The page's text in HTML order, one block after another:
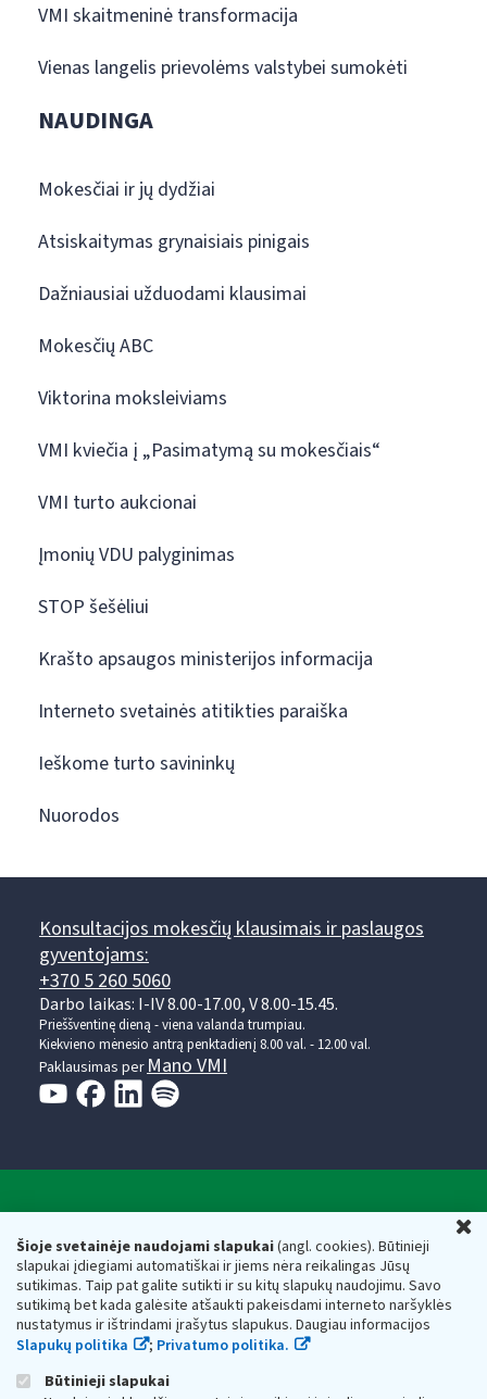
Šioje svetainėje naudojami slapukai(angl. cookies). Būtinieji
slapukai įdiegiami automatiškai ir jiems nėra reikalingas Jūsų
sutikimas. Taip pat galite sutikti ir su kitų slapukų naudojimu. Savo
sutikimą bet kada galėsite atšaukti pakeisdami interneto naršyklės
nustatymus ir ištrindami įrašytus slapukus. Daugiau informacijos
Slapukų politika
; Privatumo politika.
Būtinieji slapukai
VMI skaitmeninė transformacija
Vienas langelis prievolėms valstybei sumokėti
NAUDINGA
Mokesčiai ir jų dydžiai
Atsiskaitymas grynaisiais pinigais
Dažniausiai užduodami klausimai
Mokesčių ABC
Viktorina moksleiviams
VMI kviečia į „Pasimatymą su mokesčiais“
VMI turto aukcionai
Įmonių VDU palyginimas
STOP šešėliui
Krašto apsaugos ministerijos informacija
Interneto svetainės atitikties paraiška
Ieškome turto savininkų
Nuorodos
Konsultacijos mokesčių klausimais ir paslaugos
gyventojams:
+370 5 260 5060
Darbo laikas: I-IV 8.00-17.00, V 8.00-15.45.
Prieššventinę dieną - viena valanda trumpiau.
Kiekvieno mėnesio antrą penktadienį 8.00 val. - 12.00 val.
Paklausimas per Mano VMI
Respublikos finansų ministerijos
Biudžetinė įstaiga. Juridinio asmens kodas — 188659752,
adresas: Vasario 16-osios g. 14, 01107 Vilnius, Lietuva, el.paštas:
vmi@vmi.lt, E. pristatymo dėžutės adresas 188659752
Duomenys apie Valstybinę mokesčių inspekciją prie Lietuvos
Respublikos finansų ministerijos kaupiami ir saugomi Juridinių